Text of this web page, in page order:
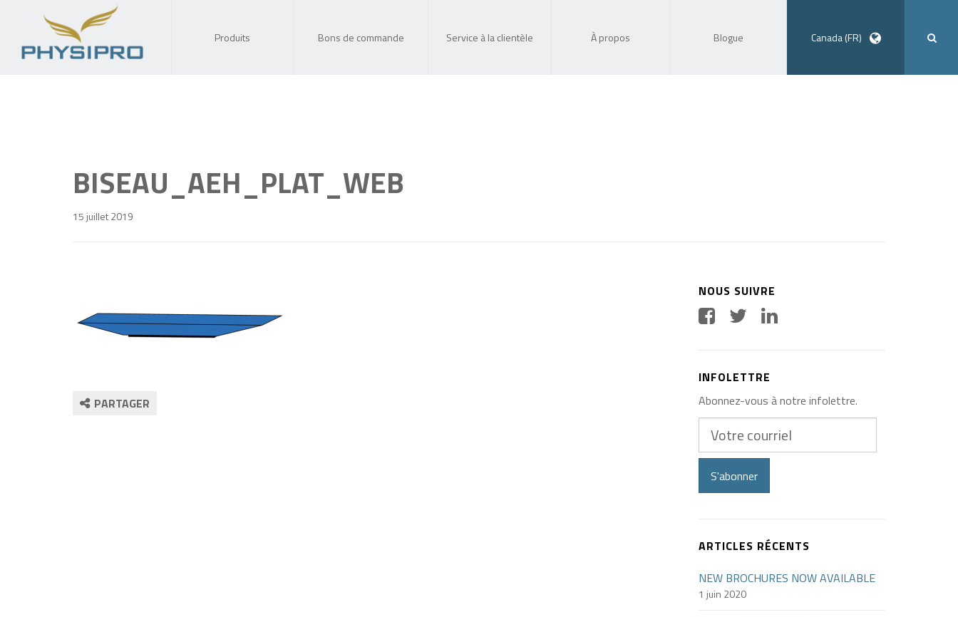
Produits Bons de commande Service à la clientèle À propos Blogue Canada (FR)
BISEAU_AEH_PLAT_WEB
15 juillet 2019
PARTAGER
NOUS SUIVRE
INFOLETTRE
Abonnez-vous à notre infolettre.
courriel
S'abonner
ARTICLES RÉCENTS
NEW BROCHURES NOW AVAILABLE
1 juin 2020